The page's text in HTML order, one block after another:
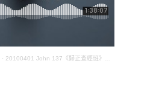
· 20100401 John 137《歸正查經班》約翰福音(吳永霖長老)